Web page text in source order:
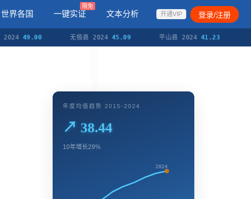
世界各国 一键实证
限免
文本分析 开通VIP 登录/注册
49.00 无极县 2024 45.09 平山县 2024 41.23
年度均值趋势 2015-2024
↗ 38.44
10年增长29%
2024